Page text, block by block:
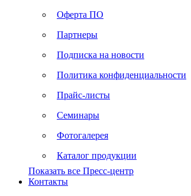
Оферта ПО
Партнеры
Подписка на новости
Политика конфиденциальности
Прайс-листы
Семинары
Фотогалерея
Каталог продукции
Показать все Пресс-центр
Контакты